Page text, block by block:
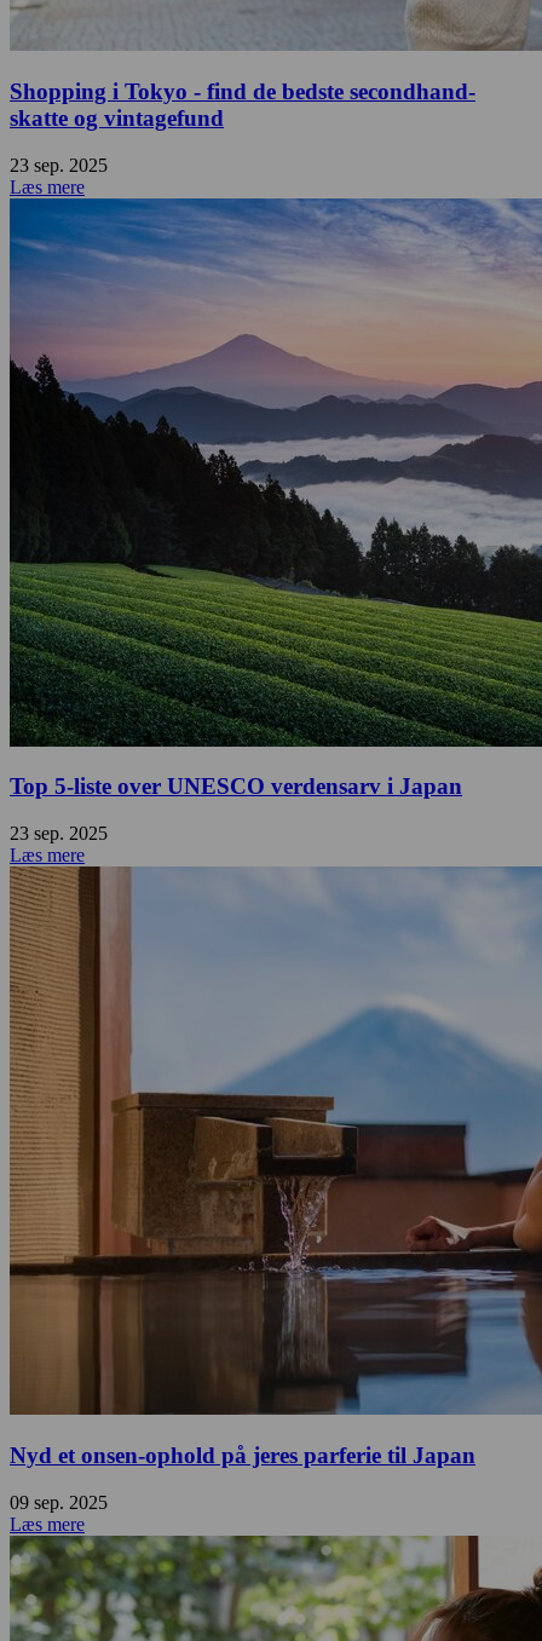
Shopping i Tokyo - find de bedste secondhand-
skatte og vintagefund
23 sep. 2025
Læs mere
Top 5-liste over UNESCO verdensarv i Japan
23 sep. 2025
Læs mere
Nyd et onsen-ophold på jeres parferie til Japan
09 sep. 2025
Læs mere